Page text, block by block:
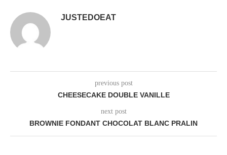
JUSTEDOEAT
previous post
CHEESECAKE DOUBLE VANILLE
next post
BROWNIE FONDANT CHOCOLAT BLANC PRALIN